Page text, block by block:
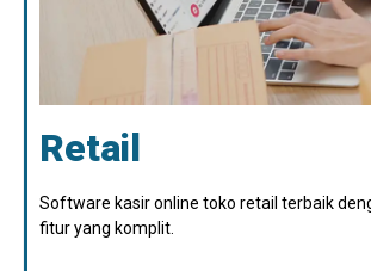
Retail
Software kasir online toko retail terbaik
fitur yang komplit.